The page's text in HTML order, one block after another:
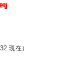
現在）